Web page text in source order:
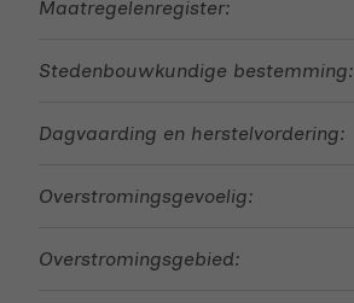
Maatregelenregister:
Stedenbouwkundige bestemming:
Dagvaarding en herstelvordering:
Overstromingsgevoelig:
Overstromingsgebied: